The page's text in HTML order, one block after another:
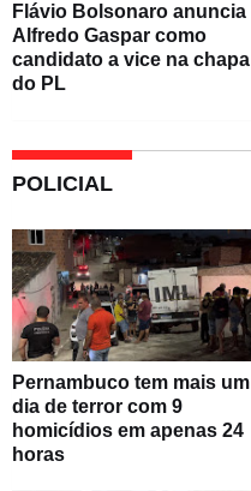
Flávio Bolsonaro anuncia
Alfredo Gaspar como
candidato a vice na chapa
do PL
POLICIAL
Pernambuco tem mais um
dia de terror com 9
homicídios em apenas 24
horas